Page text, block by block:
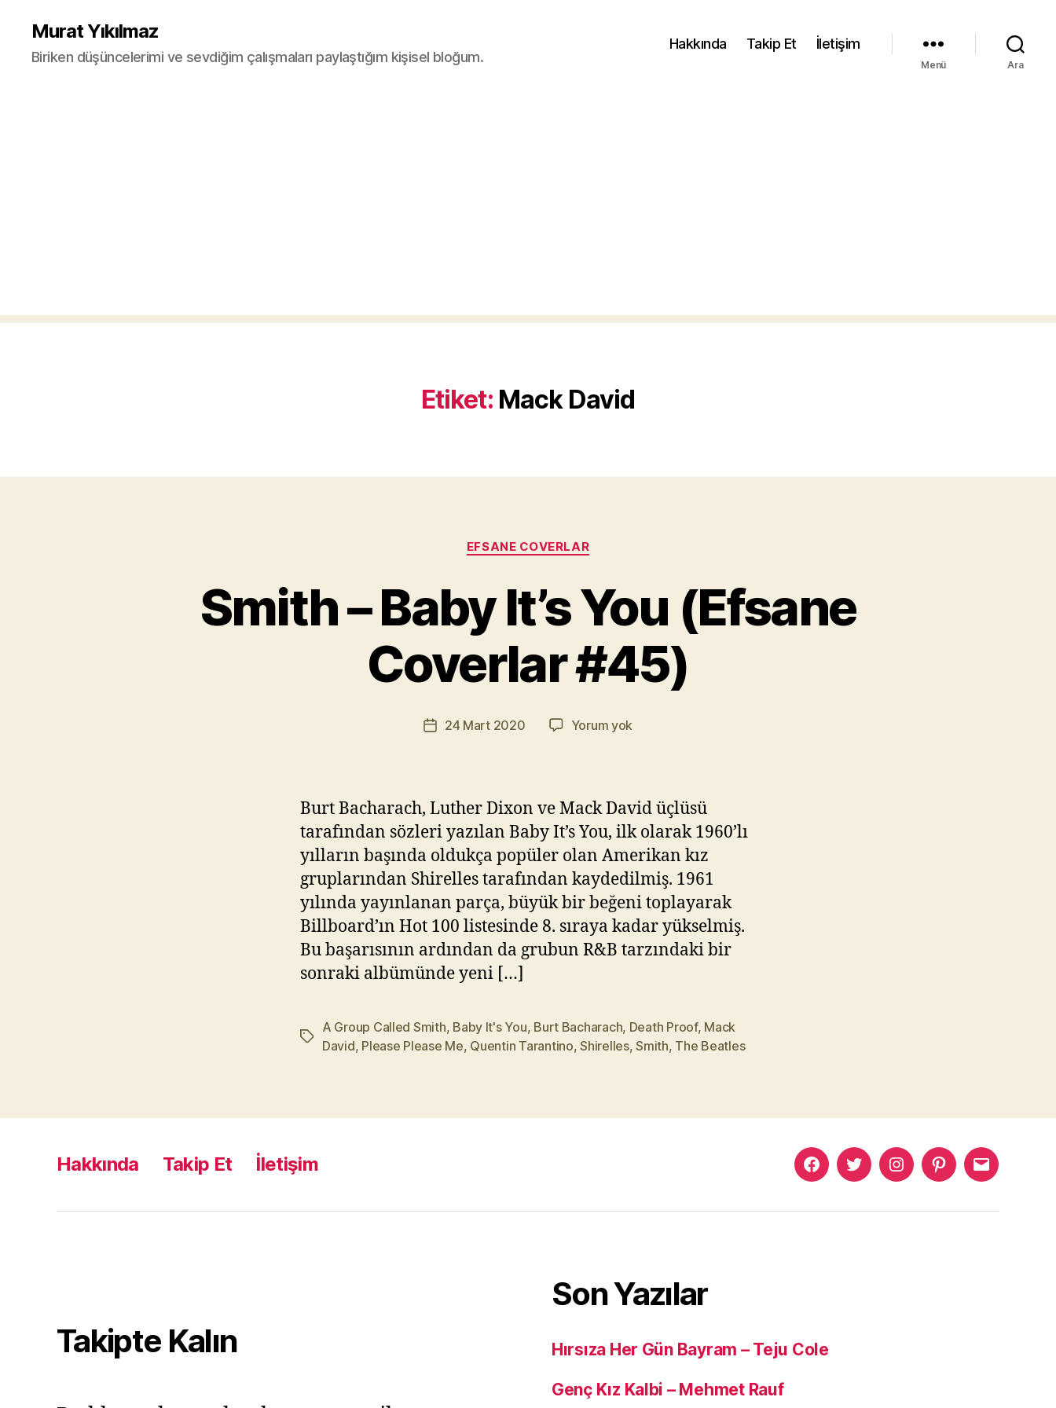
Murat Yıkılmaz
Biriken düşüncelerimi ve sevdiğim çalışmaları paylaştığım kişisel bloğum.
Hakkında Takip Et İletişim
Menü Ara
Etiket: Mack David
Kategoriler
EFSANE COVERLAR
Smith – Baby It’s You (Efsane
Coverlar #45)
Yazının
yazarı
z
M
a
ıl
a
z
Yazı24 Mart 2020 Yorum yok
You
(Efsane
Coverlar
#45)
Burt Bacharach, Luther Dixon ve Mack David üçlüsü
tarafından sözleri yazılan Baby It’s You, ilk olarak 1960’lı
yılların başında oldukça popüler olan Amerikan kız
gruplarından Shirelles tarafından kaydedilmiş. 1961
yılında yayınlanan parça, büyük bir beğeni toplayarak
Billboard’ın Hot 100 listesinde 8. sıraya kadar yükselmiş.
Bu başarısının ardından da grubun R&B tarzındaki bir
sonraki albümünde yeni […]
Etiketler
A Group Called Smith, Baby It's You, Burt Bacharach, Death Proof, Mack
David, Please Please Me, Quentin Tarantino,Shirelles,Smith, The Beatles
Hakkında Takip Et İletişim
Murat
Facebook
Murat
Twitter
Murat
Instagram
PinterestMurat
Mail
Takipte Kalın
Son Yazılar
Hırsıza Her Gün Bayram – Teju Cole
Genç Kız Kalbi – Mehmet Rauf